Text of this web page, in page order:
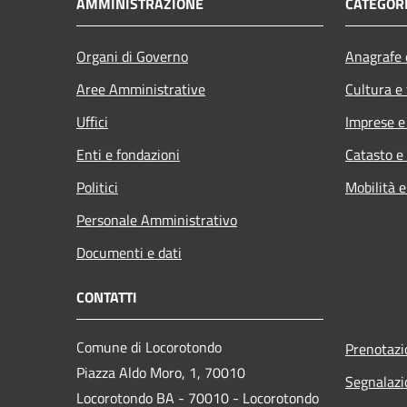
Organi di Governo
Aree Amministrative
Uffici
Enti e fondazioni
Politici
Personale Amministrativo
Documenti e dati
Cultura
Imprese
Catasto
Mobilità
CONTATTI
Comune di Locorotondo
Piazza Aldo Moro, 1, 70010
Locorotondo BA - 70010 - Locorotondo